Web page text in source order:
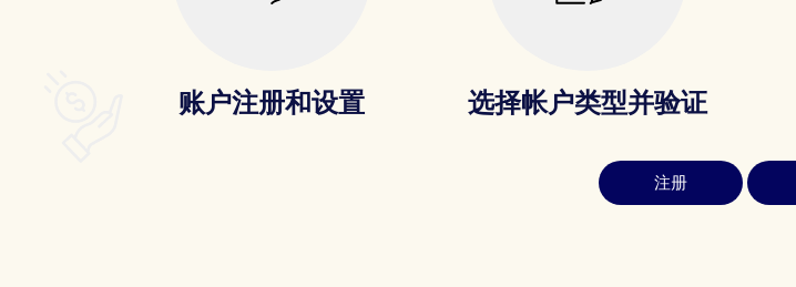
账户注册和设置 选择帐户类型并验证
注册